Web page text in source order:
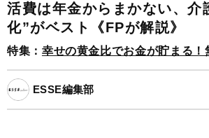
活費は年金からまかない、介
化”がベスト《FPが解説》
特集： 幸せの黄金比でお金が貯まる！
ESSE編集部